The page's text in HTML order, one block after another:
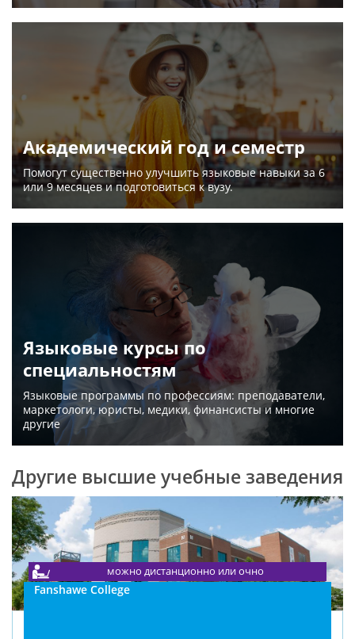
Академический год и семестр
Помогут существенно улучшить языковые навыки за 6
или 9 месяцев и подготовиться к вузу.
Языковые курсы по
специальностям
Языковые программы по профессиям: преподаватели,
маркетологи, юристы, медики, финансисты и многие
другие
Другие высшие учебные заведения
Fanshawe College
можно дистанционно или очно